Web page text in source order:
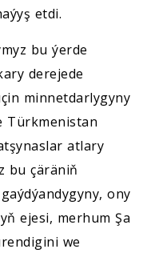
etdi.
bu ýerde
derejede
minnetdarlygyny
Türkmenistan
atlary
bu çäräniň
ony
ejesi, merhum Şa
we